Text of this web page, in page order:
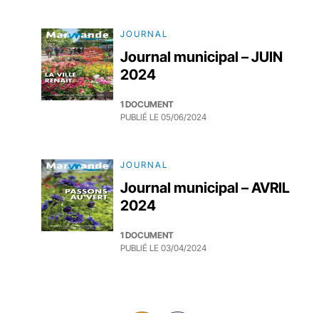
JOURNAL
Journal municipal – JUIN
2024
1 DOCUMENT
PUBLIÉ LE 05/06/2024
JOURNAL
Journal municipal – AVRIL
2024
1 DOCUMENT
PUBLIÉ LE 03/04/2024